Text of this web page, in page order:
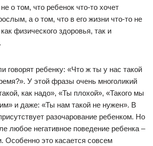
о том, что ребенок что-то хочет
а о том, что в его жизни что-то не
физического здоровья, так и
говорят ребенку: «Что ж ты у нас такой
У этой фразы очень многоликий
как надо», «Ты плохой», «Такого мы
и даже: «Ты нам такой не нужен». В
разочарование ребенком. Но
любое негативное поведение ребенка –
Особенно это касается совсем